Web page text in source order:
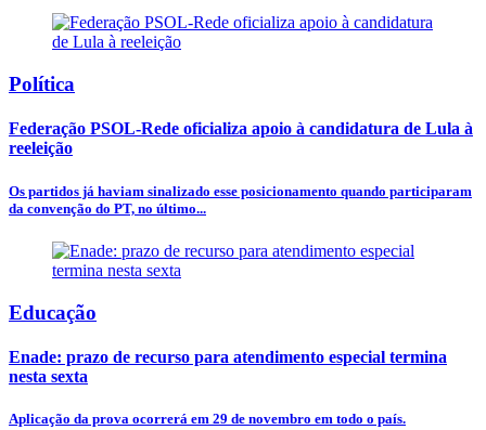
Política
Federação PSOL-Rede oficializa apoio à candidatura de Lula à
reeleição
Os partidos já haviam sinalizado esse posicionamento quando participaram
da convenção do PT, no último...
Educação
Enade: prazo de recurso para atendimento especial termina
nesta sexta
Aplicação da prova ocorrerá em 29 de novembro em todo o país.